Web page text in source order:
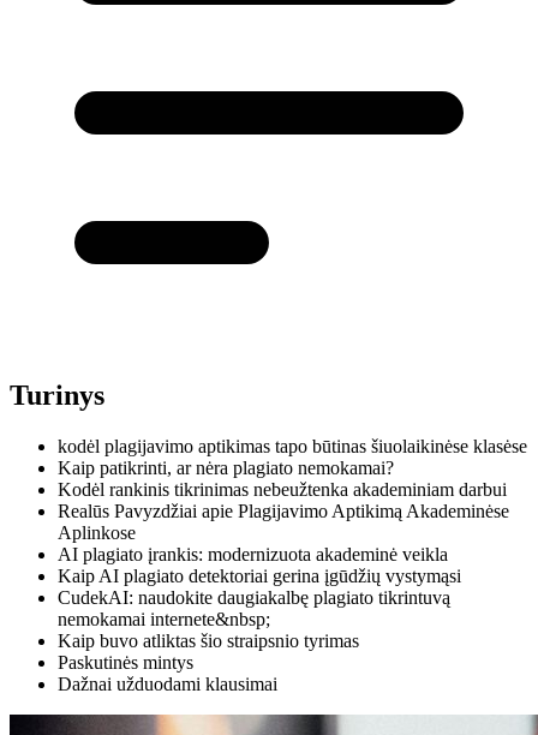
Turinys
kodėl plagijavimo aptikimas tapo būtinas šiuolaikinėse klasėse
Kaip patikrinti, ar nėra plagiato nemokamai?
Kodėl rankinis tikrinimas nebeužtenka akademiniam darbui
Realūs Pavyzdžiai apie Plagijavimo Aptikimą Akademinėse
Aplinkose
AI plagiato įrankis: modernizuota akademinė veikla
Kaip AI plagiato detektoriai gerina įgūdžių vystymąsi
CudekAI: naudokite daugiakalbę plagiato tikrintuvą
nemokamai internete&nbsp;
Kaip buvo atliktas šio straipsnio tyrimas
Paskutinės mintys
Dažnai užduodami klausimai